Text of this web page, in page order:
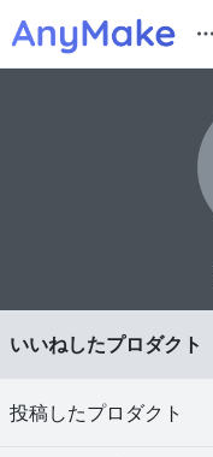
いいねしたプロダクト
投稿したプロダクト